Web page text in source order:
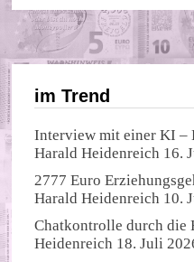
im Trend
Interview mit einer KI –
Harald Heidenreich 16.
2777 Euro
Harald Heidenreich 10.
Chatkontrolle durch die
Heidenreich 18. Juli